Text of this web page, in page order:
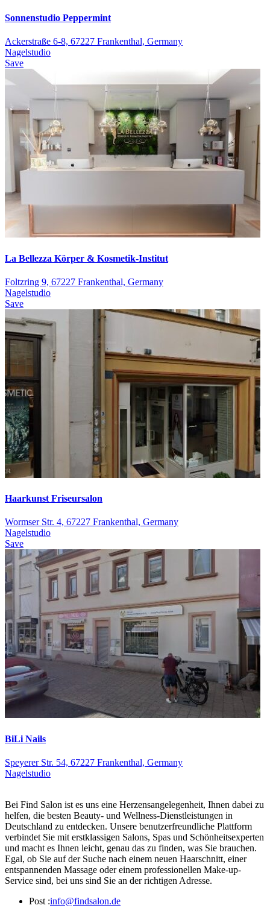
Sonnenstudio Peppermint
Ackerstraße 6-8, 67227 Frankenthal, Germany
Nagelstudio
Save
La Bellezza Körper & Kosmetik-Institut
Foltzring 9, 67227 Frankenthal, Germany
Nagelstudio
Save
Haarkunst Friseursalon
Wormser Str. 4, 67227 Frankenthal, Germany
Nagelstudio
Save
BiLi Nails
Speyerer Str. 54, 67227 Frankenthal, Germany
Nagelstudio
Bei Find Salon ist es uns eine Herzensangelegenheit, Ihnen dabei zu
helfen, die besten Beauty- und Wellness-Dienstleistungen in
Deutschland zu entdecken. Unsere benutzerfreundliche Plattform
verbindet Sie mit erstklassigen Salons, Spas und Schönheitsexperten
und macht es Ihnen leicht, genau das zu finden, was Sie brauchen.
Egal, ob Sie auf der Suche nach einem neuen Haarschnitt, einer
entspannenden Massage oder einem professionellen Make-up-
Service sind, bei uns sind Sie an der richtigen Adresse.
Post :info@findsalon.de